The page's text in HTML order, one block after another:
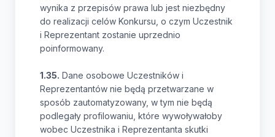
wynika z przepisów prawa lub jest niezbędny
do realizacji celów Konkursu, o czym Uczestnik
i Reprezentant zostanie uprzednio
poinformowany.
1.35. Dane osobowe Uczestników i
Reprezentantów nie będą przetwarzane w
sposób zautomatyzowany, w tym nie będą
podlegały profilowaniu, które wywoływałoby
wobec Uczestnika i Reprezentanta skutki